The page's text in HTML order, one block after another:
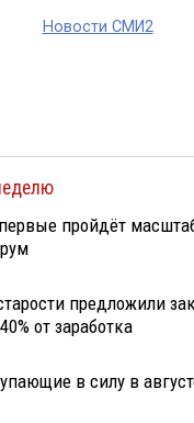
Новости СМИ2
пройдёт
предложили
от заработка
в силу в